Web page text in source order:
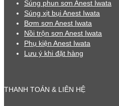
Súng phun sơn Anest Iwata
Súng xịt bụi Anest Iwata
Bơm sơn Anest Iwata
Nồi trộn sơn Anest Iwata
Phụ kiện Anest Iwata
Lưu ý khi đặt hàng
THANH TOÁN & LIÊN HỆ